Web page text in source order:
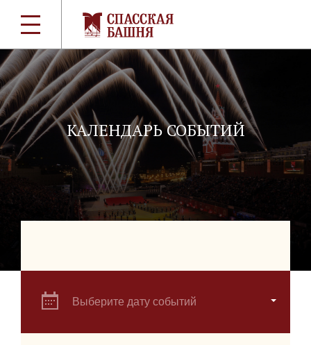
КАЛЕНДАРЬ СОБЫТИЙ
Выберите дату событий